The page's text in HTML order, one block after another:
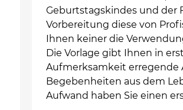
Geburtstagskindes und der
Vorbereitung diese von
Ihnen keiner die
Die Vorlage gibt Ihnen in
Aufmerksamkeit erregende
Begebenheiten aus dem
Aufwand haben Sie einen